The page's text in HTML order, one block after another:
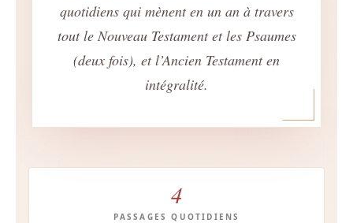
quotidiens qui mènent en un an à travers
tout le Nouveau Testament et les Psaumes
(deux fois), et l’Ancien Testament en
intégralité.
4
PASSAGES QUOTIDIENS